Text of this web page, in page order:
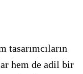
tasarımcıların
hem de adil bir